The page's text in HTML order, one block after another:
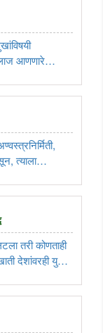
आणणारे
त्याला
तरी कोणताही
देशांवरही युद्धाचे